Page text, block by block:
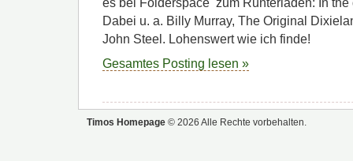
es bei Folderspace zum Runterladen: In the
Dabei u. a. Billy Murray, The Original
John Steel. Lohenswert wie ich finde!
Gesamtes Posting lesen »
Timos Homepage © 2026 Alle Rechte vorbehalten.